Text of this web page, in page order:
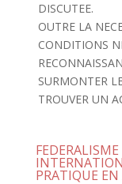
DISCUTEE.
OUTRE LA
CONDITIONS
SURMONTER
TROUVER UN
PRATIQUE